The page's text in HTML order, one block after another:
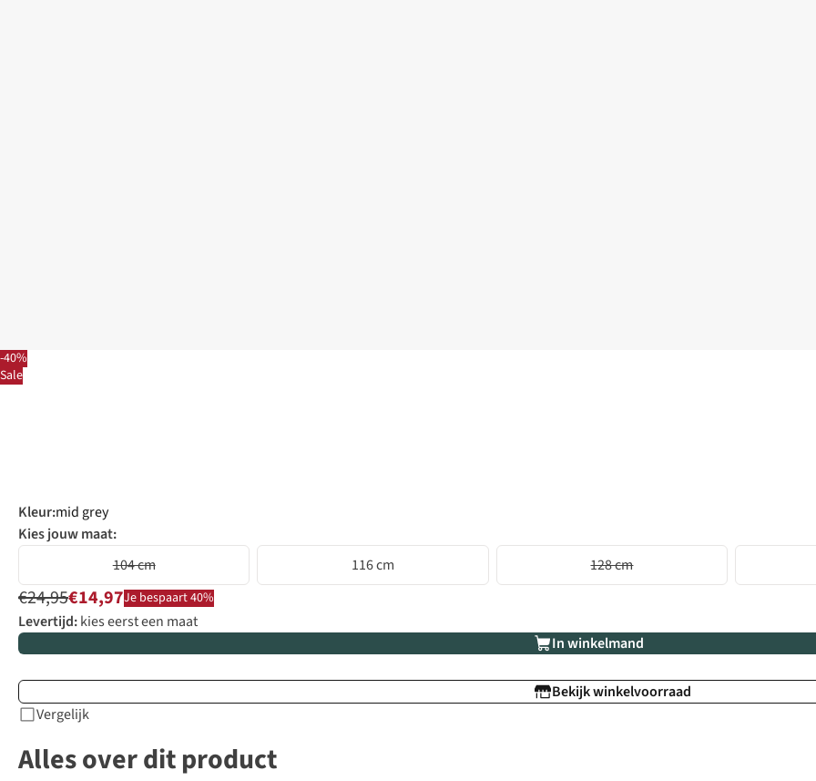
-40%
Sale
Kleur:mid grey
Kies jouw maat:
104 cm
116 cm 128 cm
€24,95€14,97Je bespaart 40%
Levertijd:kies eerst een maat
In winkelmand
Bekijk winkelvoorraad
Vergelijk
Alles over dit product